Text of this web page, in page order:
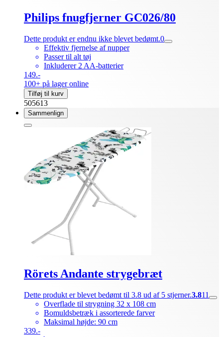
Philips fnugfjerner GC026/80
Dette produkt er endnu ikke blevet bedømt.0
Effektiv fjernelse af nupper
Passer til alt tøj
Inkluderer 2 AA-batterier
149.-
100+ på lager online
Tilføj til kurv
505613
Sammenlign
Rörets Andante strygebræt
Dette produkt er blevet bedømt til 3.8 ud af 5 stjerner.3.811
Overflade til strygning 32 x 108 cm
Bomuldsbetræk i assorterede farver
Maksimal højde: 90 cm
339.-